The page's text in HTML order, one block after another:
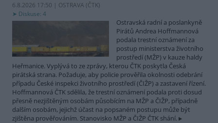
6.8.2026 17:50 | OSTRAVA (ČTK)
Diskuse: 4
Ostravská radní a poslankyně
Pirátů Andrea Hoffmannová
podala trestní oznámení za
postup ministerstva životního
prostředí (MŽP) v kauze haldy
Heřmanice. Vyplývá to ze zprávy, kterou ČTK poskytla Česká
pirátská strana. Požaduje, aby policie prověřila okolnosti odebrání
případu České inspekci životního prostředí (ČIŽP) a zastavení řízení.
Hoffmannová ČTK sdělila, že trestní oznámení podala proti dosud
přesně nezjištěným osobám působícím na MŽP a ČIŽP, případně
dalším osobám, jejichž účast na popsaném postupu může být
zjištěna prověřováním. Stanovisko MŽP a ČIŽP ČTK shání.